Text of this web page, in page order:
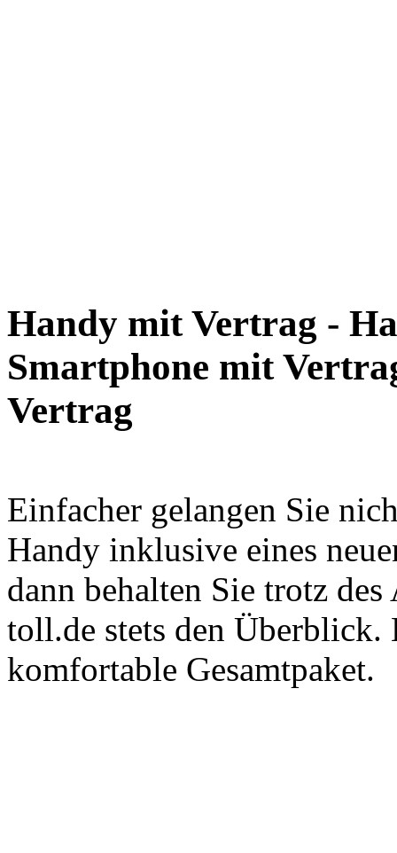
Handy mit Vertrag -
Smartphone mit
Vertrag
Einfacher gelangen Sie
Handy inklusive eines
dann behalten Sie trotz
toll.de stets den Überblick.
komfortable Gesamtpaket.